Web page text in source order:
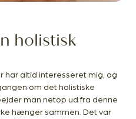
holistisk
har altid interesseret mig, og
om det holistiske
man netop ud fra denne
hænger sammen. Det var